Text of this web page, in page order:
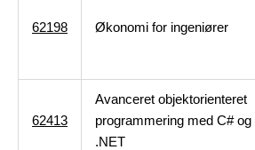
62198 Økonomi for ingeniører
62413
Avanceret objektorienteret
programmering med C# og
.NET